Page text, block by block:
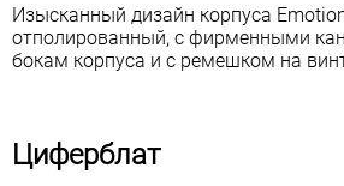
Изысканный дизайн корпуса
отполированный, с фирменными
бокам корпуса и с ремешком на
Циферблат